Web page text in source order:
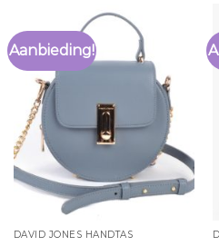
Aanbieding!
DAVID JONES HANDTAS